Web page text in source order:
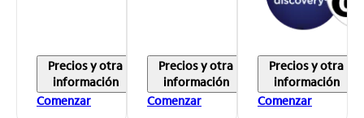
Precios y otra
información
Comenzar
Precios y otra
información
Comenzar
Precios y otra
información
Comenzar